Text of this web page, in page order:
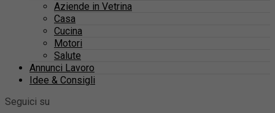
Aziende in Vetrina
Casa
Cucina
Motori
Salute
Annunci Lavoro
Idee & Consigli
Seguici su